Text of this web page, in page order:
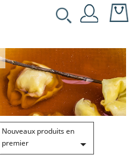
Nouveaux produits en
premier
